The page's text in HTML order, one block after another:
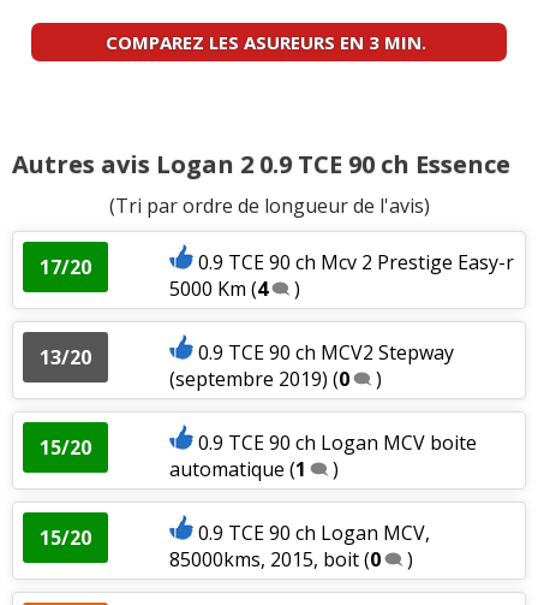
COMPAREZ LES ASUREURS EN 3 MIN.
Autres avis Logan 2 0.9 TCE 90 ch Essence
(Tri par ordre de longueur de l'avis)
17/20
0.9 TCE 90 ch Mcv 2 Prestige Easy-r
5000 Km (4 )
13/20
0.9 TCE 90 ch MCV2 Stepway
(septembre 2019) (0 )
15/20
0.9 TCE 90 ch Logan MCV boite
automatique (1 )
15/20
0.9 TCE 90 ch Logan MCV,
85000kms, 2015, boit(0 )